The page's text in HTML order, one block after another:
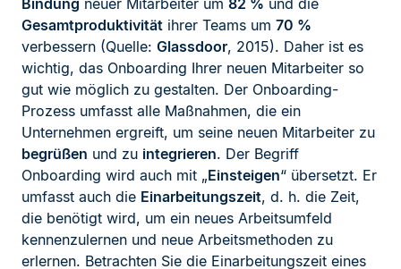
Bindung neuer Mitarbeiter um 82 % und die
Gesamtproduktivität ihrer Teams um 70 %
verbessern (Quelle: Glassdoor, 2015). Daher ist es
wichtig, das Onboarding Ihrer neuen Mitarbeiter so
gut wie möglich zu gestalten. Der Onboarding-
Prozess umfasst alle Maßnahmen, die ein
Unternehmen ergreift, um seine neuen Mitarbeiter zu
begrüßen und zu integrieren. Der Begriff
Onboarding wird auch mit „Einsteigen“ übersetzt. Er
umfasst auch die Einarbeitungszeit, d. h. die Zeit,
die benötigt wird, um ein neues Arbeitsumfeld
kennenzulernen und neue Arbeitsmethoden zu
erlernen. Betrachten Sie die Einarbeitungszeit eines